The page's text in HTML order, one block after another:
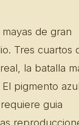
de gran
Tres cuartos
la batalla
pigmento
guia